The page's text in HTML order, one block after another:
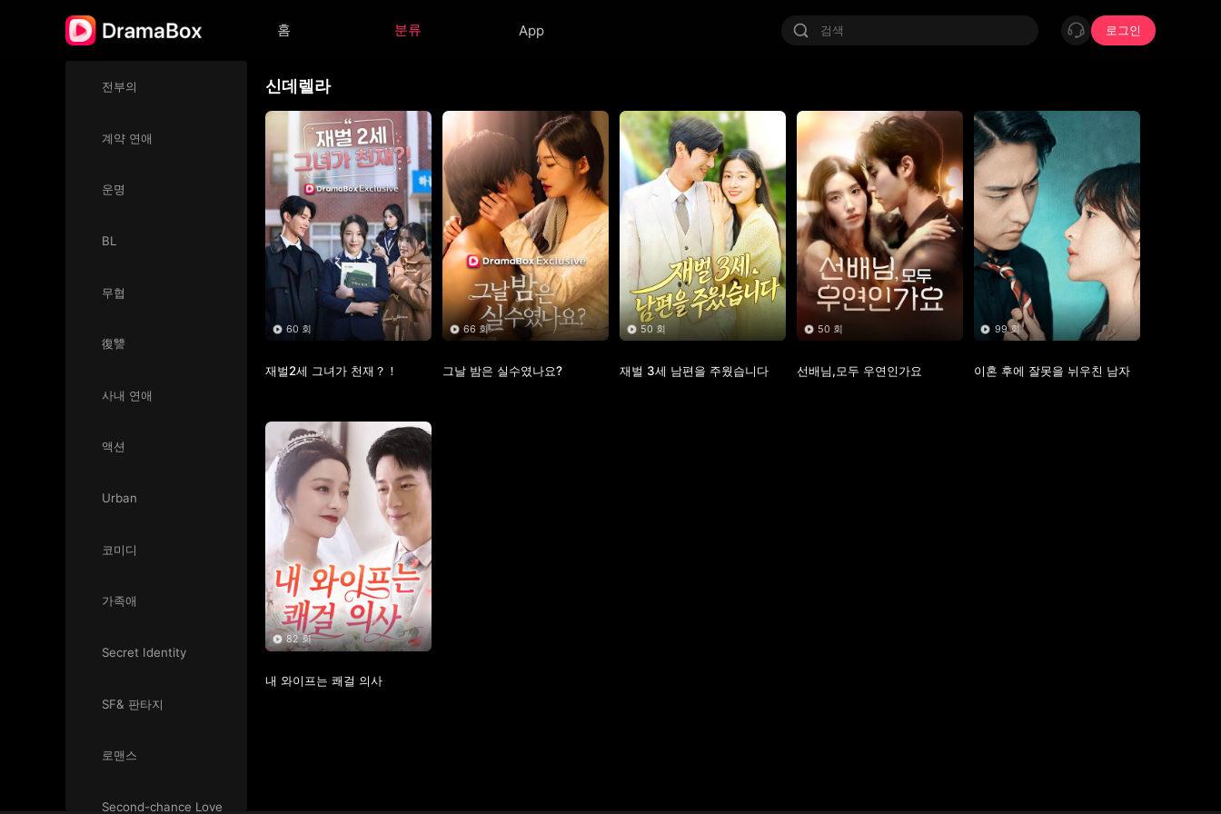
홈 분류 App 로그인
전부의
계약 연애
운명
BL
무협
復讐
사내 연애
액션
Urban
코미디
가족애
Secret Identity
SF& 판타지
로맨스
Second-chance Love
신데렐라
60 회
재벌2세 그녀가 천재？！
66 회
그날 밤은 실수였나요?
50 회
재벌 3세 남편을 주웠습니다
50 회
선배님,모두 우연인가요
99 회
이혼 후에 잘못을 뉘우친 남자
82 회
내 와이프는 쾌걸 의사